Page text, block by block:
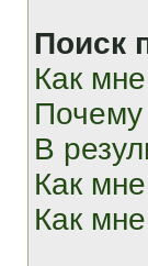
Поиск
Как
Почему
В
Как
Как